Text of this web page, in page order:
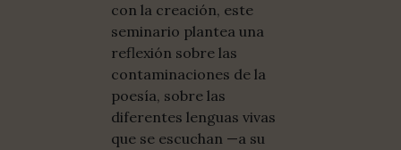
con la creación, este
seminario plantea una
reflexión sobre las
contaminaciones de la
poesía, sobre las
diferentes lenguas vivas
que se escuchan —a su